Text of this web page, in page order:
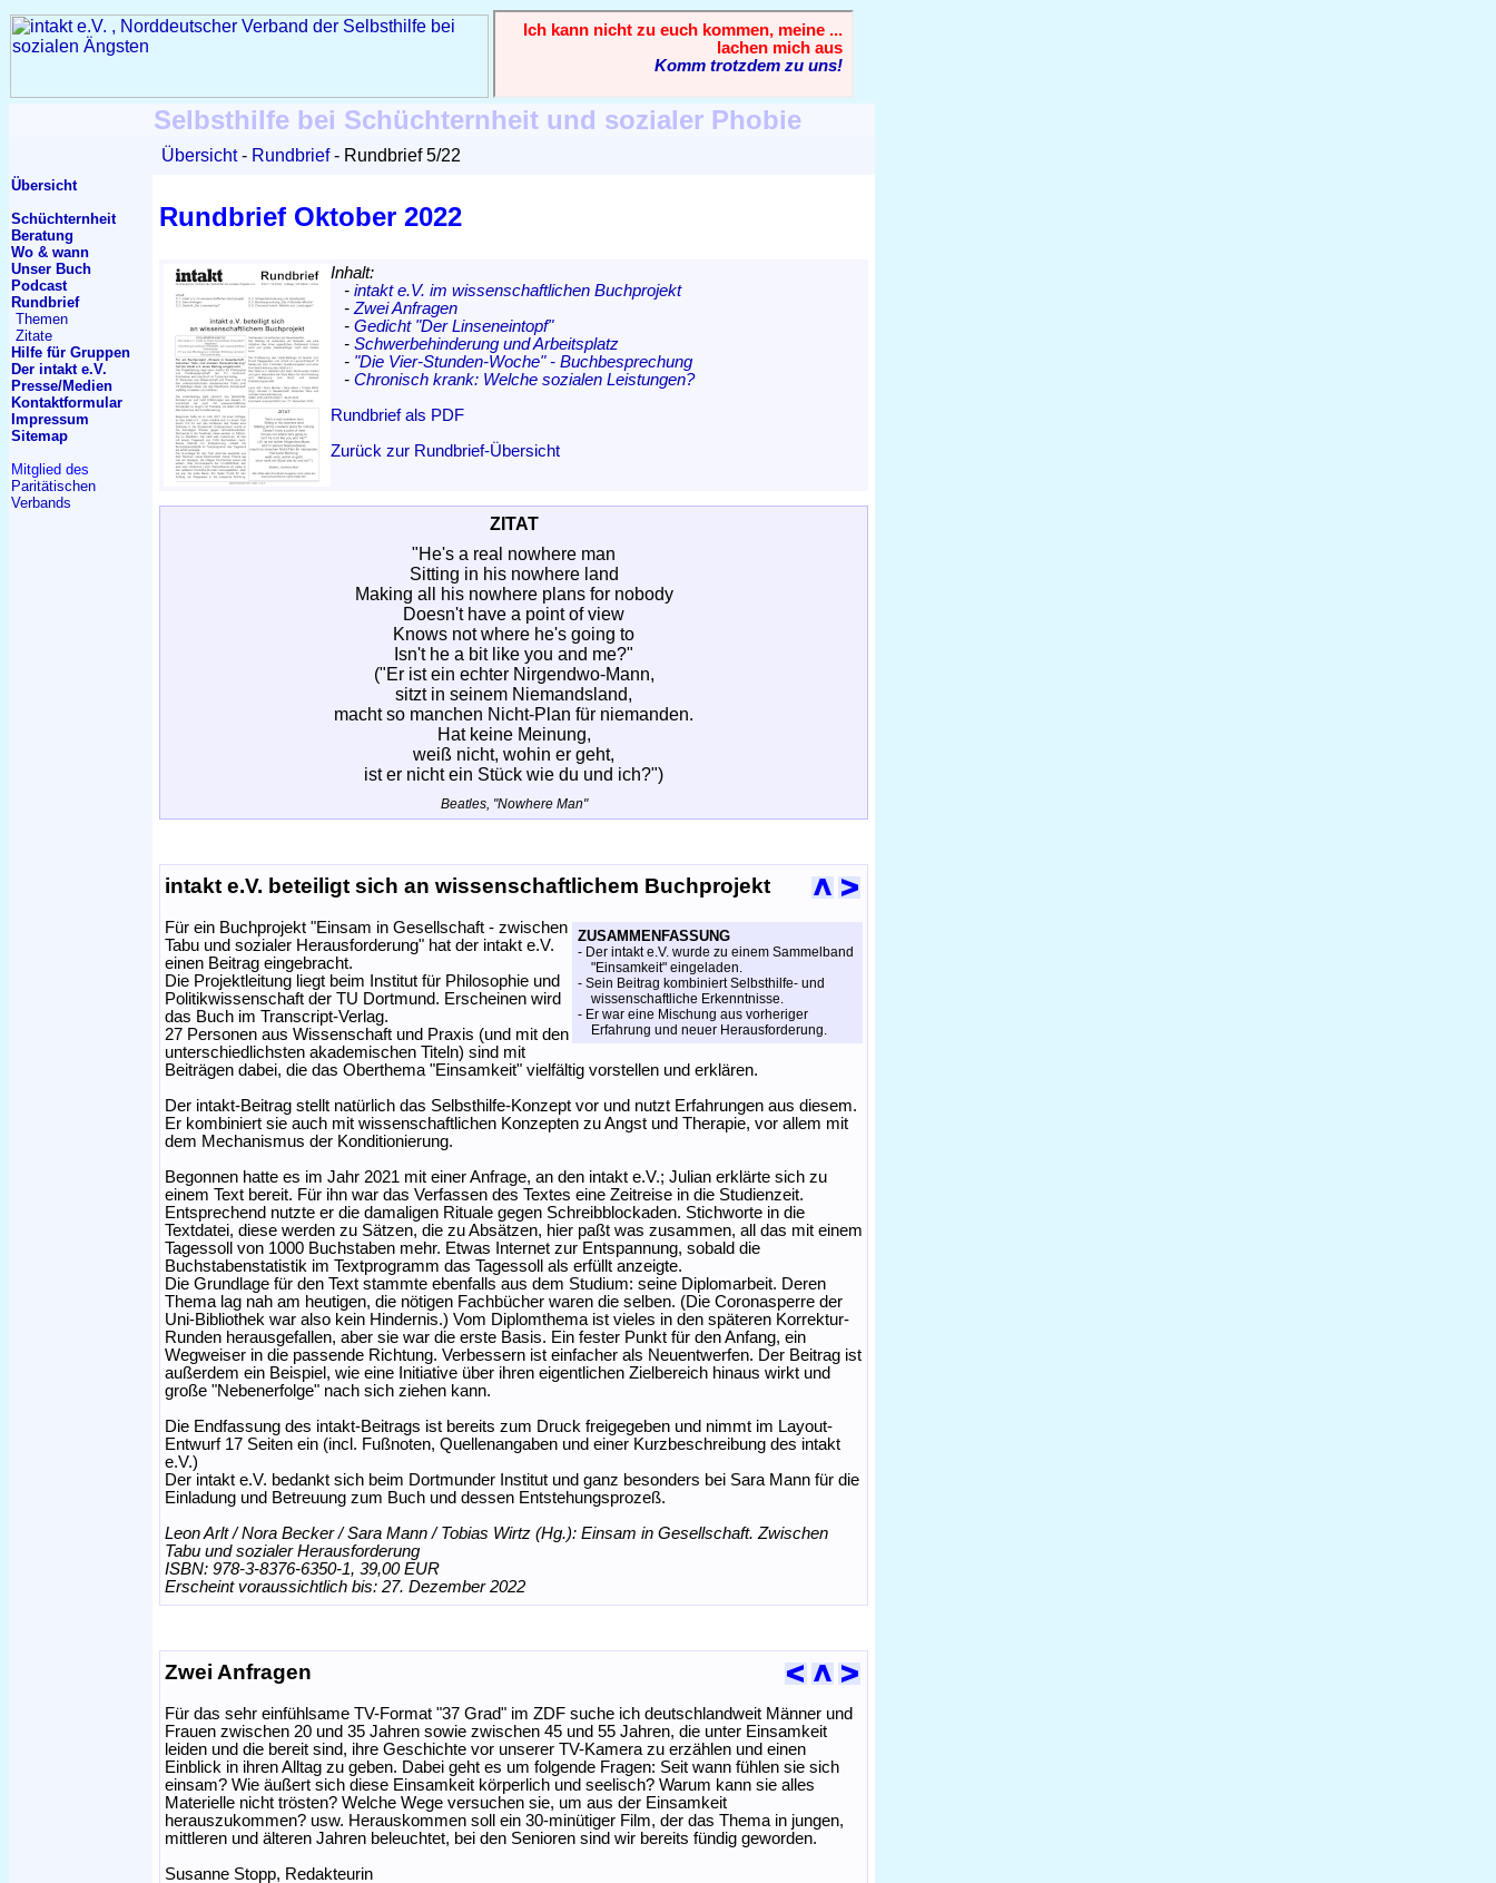
Selbsthilfe bei Schüchternheit und sozialer Phobie
Übersicht Rundbrief Rundbrief 5/22
Übersicht
Schüchternheit
Beratung
Wo & wann
Unser Buch
Podcast
Rundbrief
Themen
Zitate
Hilfe für Gruppen
Der intakt e.V.
Presse/Medien
Kontaktformular
Impressum
Sitemap
Mitglied des
Paritätischen
Verbands
Rundbrief Oktober 2022
Inhalt:
- intakt e.V. im wissenschaftlichen Buchprojekt
- Zwei Anfragen
- Gedicht "Der Linseneintopf"
- Schwerbehinderung und Arbeitsplatz
- "Die Vier-Stunden-Woche" - Buchbesprechung
- Chronisch krank: Welche sozialen Leistungen?
Rundbrief als PDF
Zurück zur Rundbrief-Übersicht
ZITAT
"He's a real nowhere man
Sitting in his nowhere land
Making all his nowhere plans for nobody
Doesn't have a point of view
Knows not where he's going to
Isn't he a bit like you and me?"
("Er ist ein echter Nirgendwo-Mann,
sitzt in seinem Niemandsland,
macht so manchen Nicht-Plan für niemanden.
Hat keine Meinung,
weiß nicht, wohin er geht,
ist er nicht ein Stück wie du und ich?")
Beatles, "Nowhere Man"
intakt e.V. beteiligt sich an wissenschaftlichem Buchprojekt
ZUSAMMENFASSUNG
- Der intakt e.V. wurde zu einem Sammelband
"Einsamkeit" eingeladen.
- Sein Beitrag kombiniert Selbsthilfe- und
wissenschaftliche Erkenntnisse.
- Er war eine Mischung aus vorheriger
Erfahrung und neuer Herausforderung.
Für ein Buchprojekt "Einsam in Gesellschaft - zwischen
Tabu und sozialer Herausforderung" hat der intakt e.V.
einen Beitrag eingebracht.
Die Projektleitung liegt beim Institut für Philosophie und
Politikwissenschaft der TU Dortmund. Erscheinen wird
das Buch im Transcript-Verlag.
27 Personen aus Wissenschaft und Praxis (und mit den
unterschiedlichsten akademischen Titeln) sind mit
Beiträgen dabei, die das Oberthema "Einsamkeit" vielfältig vorstellen und erklären.
Der intakt-Beitrag stellt natürlich das Selbsthilfe-Konzept vor und nutzt Erfahrungen aus diesem.
Er kombiniert sie auch mit wissenschaftlichen Konzepten zu Angst und Therapie, vor allem mit
dem Mechanismus der Konditionierung.
Begonnen hatte es im Jahr 2021 mit einer Anfrage, an den intakt e.V.; Julian erklärte sich zu
einem Text bereit. Für ihn war das Verfassen des Textes eine Zeitreise in die Studienzeit.
Entsprechend nutzte er die damaligen Rituale gegen Schreibblockaden. Stichworte in die
Textdatei, diese werden zu Sätzen, die zu Absätzen, hier paßt was zusammen, all das mit einem
Tagessoll von 1000 Buchstaben mehr. Etwas Internet zur Entspannung, sobald die
Buchstabenstatistik im Textprogramm das Tagessoll als erfüllt anzeigte.
Die Grundlage für den Text stammte ebenfalls aus dem Studium: seine Diplomarbeit. Deren
Thema lag nah am heutigen, die nötigen Fachbücher waren die selben. (Die Coronasperre der
Uni-Bibliothek war also kein Hindernis.) Vom Diplomthema ist vieles in den späteren Korrektur-
Runden herausgefallen, aber sie war die erste Basis. Ein fester Punkt für den Anfang, ein
Wegweiser in die passende Richtung. Verbessern ist einfacher als Neuentwerfen. Der Beitrag ist
außerdem ein Beispiel, wie eine Initiative über ihren eigentlichen Zielbereich hinaus wirkt und
große "Nebenerfolge" nach sich ziehen kann.
Die Endfassung des intakt-Beitrags ist bereits zum Druck freigegeben und nimmt im Layout-
Entwurf 17 Seiten ein (incl. Fußnoten, Quellenangaben und einer Kurzbeschreibung des intakt
e.V.)
Der intakt e.V. bedankt sich beim Dortmunder Institut und ganz besonders bei Sara Mann für die
Einladung und Betreuung zum Buch und dessen Entstehungsprozeß.
Leon Arlt / Nora Becker / Sara Mann / Tobias Wirtz (Hg.): Einsam in Gesellschaft. Zwischen
Tabu und sozialer Herausforderung
ISBN: 978-3-8376-6350-1, 39,00 EUR
Erscheint voraussichtlich bis: 27. Dezember 2022
Zwei Anfragen
Für das sehr einfühlsame TV-Format "37 Grad" im ZDF suche ich deutschlandweit Männer und
Frauen zwischen 20 und 35 Jahren sowie zwischen 45 und 55 Jahren, die unter Einsamkeit
leiden und die bereit sind, ihre Geschichte vor unserer TV-Kamera zu erzählen und einen
Einblick in ihren Alltag zu geben. Dabei geht es um folgende Fragen: Seit wann fühlen sie sich
einsam? Wie äußert sich diese Einsamkeit körperlich und seelisch? Warum kann sie alles
Materielle nicht trösten? Welche Wege versuchen sie, um aus der Einsamkeit
herauszukommen? usw. Herauskommen soll ein 30-minütiger Film, der das Thema in jungen,
mittleren und älteren Jahren beleuchtet, bei den Senioren sind wir bereits fündig geworden.
Susanne Stopp, Redakteurin